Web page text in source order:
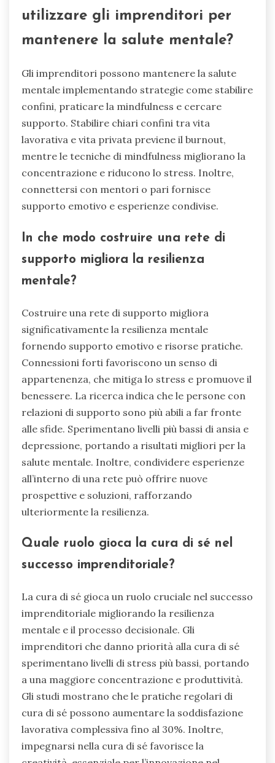
utilizzare gli imprenditori per
mantenere la salute mentale?
Gli imprenditori possono mantenere la salute
mentale implementando strategie come stabilire
confini, praticare la mindfulness e cercare
supporto. Stabilire chiari confini tra vita
lavorativa e vita privata previene il burnout,
mentre le tecniche di mindfulness migliorano la
concentrazione e riducono lo stress. Inoltre,
connettersi con mentori o pari fornisce
supporto emotivo e esperienze condivise.
In che modo costruire una rete di
supporto migliora la resilienza
mentale?
Costruire una rete di supporto migliora
significativamente la resilienza mentale
fornendo supporto emotivo e risorse pratiche.
Connessioni forti favoriscono un senso di
appartenenza, che mitiga lo stress e promuove il
benessere. La ricerca indica che le persone con
relazioni di supporto sono più abili a far fronte
alle sfide. Sperimentano livelli più bassi di ansia e
depressione, portando a risultati migliori per la
salute mentale. Inoltre, condividere esperienze
all’interno di una rete può offrire nuove
prospettive e soluzioni, rafforzando
ulteriormente la resilienza.
Quale ruolo gioca la cura di sé nel
successo imprenditoriale?
La cura di sé gioca un ruolo cruciale nel successo
imprenditoriale migliorando la resilienza
mentale e il processo decisionale. Gli
imprenditori che danno priorità alla cura di sé
sperimentano livelli di stress più bassi, portando
a una maggiore concentrazione e produttività.
Gli studi mostrano che le pratiche regolari di
cura di sé possono aumentare la soddisfazione
lavorativa complessiva fino al 30%. Inoltre,
impegnarsi nella cura di sé favorisce la